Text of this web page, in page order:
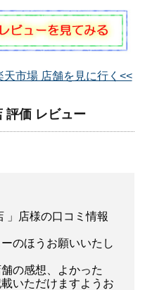
市場 店舗を見に行く<<
評価 レビュー
」店様の口コミ情報
のほうお願いいたし
の感想、よかった
いただけますようお